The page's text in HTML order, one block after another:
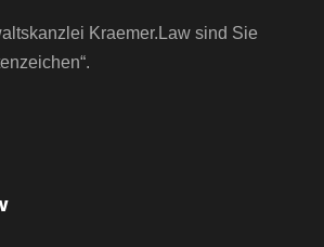
Kraemer.Law sind Sie